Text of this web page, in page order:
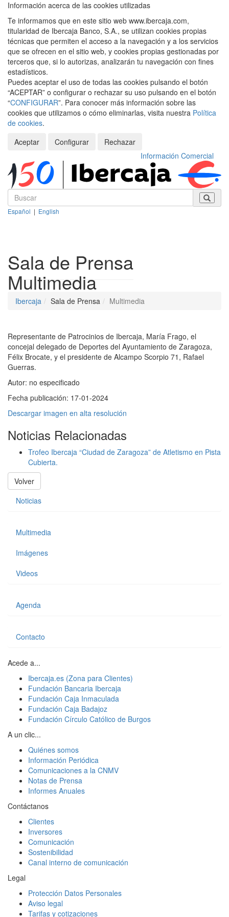
Información acerca de las cookies utilizadas
Te informamos que en este sitio web www.ibercaja.com,
titularidad de Ibercaja Banco, S.A., se utilizan cookies propias
técnicas que permiten el acceso a la navegación y a los servicios
que se ofrecen en el sitio web, y cookies propias gestionadas por
terceros que, si lo autorizas, analizarán tu navegación con fines
estadísticos.
Puedes aceptar el uso de todas las cookies pulsando el botón
“ACEPTAR” o configurar o rechazar su uso pulsando en el botón
“CONFIGURAR”. Para conocer más información sobre las
cookies que utilizamos o cómo eliminarlas, visita nuestra Política
de cookies.
Aceptar
Configurar
Rechazar
Información Comercial
Español | English
Sala de Prensa
Multimedia
Ibercaja Sala de Prensa Multimedia
Representante de Patrocinios de Ibercaja, María Frago, el
concejal delegado de Deportes del Ayuntamiento de Zaragoza,
Félix Brocate, y el presidente de Alcampo Scorpio 71, Rafael
Guerras.
Autor: no especificado
Fecha publicación: 17-01-2024
Descargar imagen en alta resolución
Noticias Relacionadas
Trofeo Ibercaja “Ciudad de Zaragoza” de Atletismo en Pista
Cubierta.
Volver
Noticias
Multimedia
Imágenes
Videos
Agenda
Contacto
Acede a...
Ibercaja.es (Zona para Clientes)
Fundación Bancaria Ibercaja
Fundación Caja Inmaculada
Fundación Caja Badajoz
Fundación Círculo Católico de Burgos
A un clic...
Quiénes somos
Información Periódica
Comunicaciones a la CNMV
Notas de Prensa
Informes Anuales
Contáctanos
Clientes
Inversores
Comunicación
Sostenibilidad
Canal interno de comunicación
Legal
Protección Datos Personales
Aviso legal
Tarifas y cotizaciones